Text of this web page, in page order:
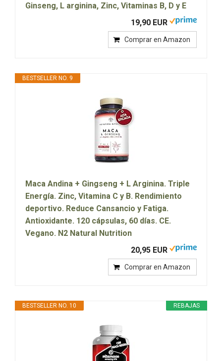
Ginseng, L arginina, Zinc, Vitaminas B, D y E
19,90 EUR
Comprar en Amazon
BESTSELLER NO. 9
Maca Andina + Gingseng + L Arginina. Triple
Energía. Zinc, Vitamina C y B. Rendimiento
deportivo. Reduce Cansancio y Fatiga.
Antioxidante. 120 cápsulas, 60 días. CE.
Vegano. N2 Natural Nutrition
20,95 EUR
Comprar en Amazon
REBAJAS
BESTSELLER NO. 10